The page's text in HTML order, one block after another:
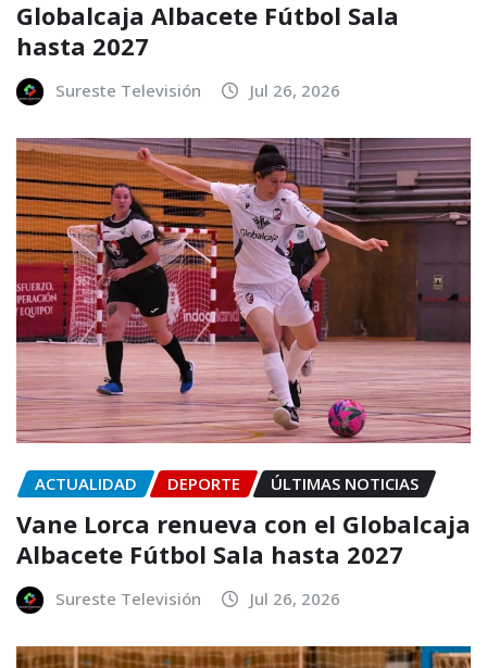
Globalcaja Albacete Fútbol Sala
hasta 2027
Sureste Televisión Jul 26, 2026
ACTUALIDAD DEPORTE ÚLTIMAS NOTICIAS
Vane Lorca renueva con el Globalcaja
Albacete Fútbol Sala hasta 2027
Sureste Televisión Jul 26, 2026